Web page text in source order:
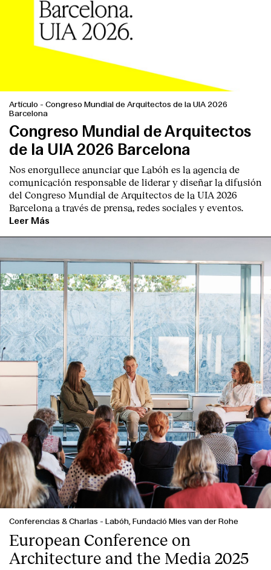
Artículo - Congreso Mundial de Arquitectos de la UIA 2026
Barcelona
Congreso Mundial de Arquitectos
de la UIA 2026 Barcelona
Nos enorgullece anunciar que Labóh es la agencia de
comunicación responsable de liderar y diseñar la difusión
del Congreso Mundial de Arquitectos de la UIA 2026
Barcelona a través de prensa, redes sociales y eventos.
Leer Más
Conferencias & Charlas - Labóh, Fundació Mies van der Rohe
European Conference on
Architecture and the Media 2025